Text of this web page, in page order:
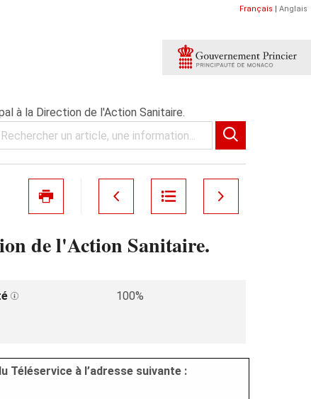
Français | Anglais
à la Direction de l'Action Sanitaire.
de l'Action Sanitaire.
100%
à l’adresse suivante :